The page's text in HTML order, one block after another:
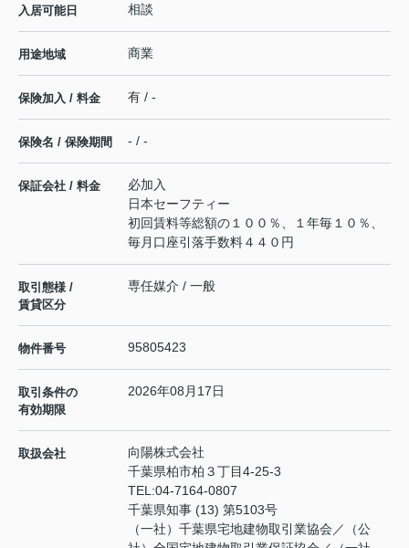
入居可能日 相談
用途地域 商業
保険加入 / 料金 有 / -
保険名 / 保険期間 - / -
保証会社 / 料金
必加入
日本セーフティー
初回賃料等総額の１００％、１年毎１０％、
毎月口座引落手数料４４０円
取引態様 /
賃貸区分
専任媒介 / 一般
物件番号 95805423
取引条件の
有効期限
2026年08月17日
取扱会社
向陽株式会社
千葉県柏市柏３丁目4-25-3
TEL:04-7164-0807
千葉県知事 (13) 第5103号
（一社）千葉県宅地建物取引業協会／（公